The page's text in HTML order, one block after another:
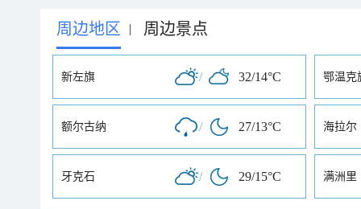
周边地区 | 周边景点
新左旗 / 32/14°C 鄂温克
额尔古纳 / 27/13°C 海拉尔
牙克石 / 29/15°C 满洲里